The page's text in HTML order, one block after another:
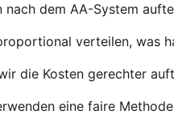
nach dem AA-System
verteilen, was
die Kosten gerechter
eine faire